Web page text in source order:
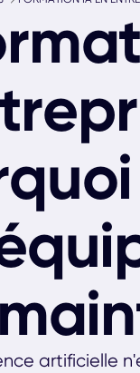
artificielle